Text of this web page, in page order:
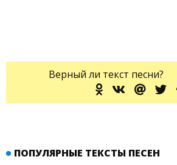
Верный ли текст песни?
ПОПУЛЯРНЫЕ ТЕКСТЫ ПЕСЕН